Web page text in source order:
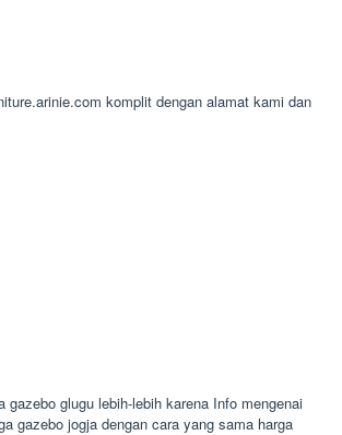
komplit dengan alamat kami dan
glugu lebih-lebih karena Info mengenai
gazebo jogja dengan cara yang sama harga